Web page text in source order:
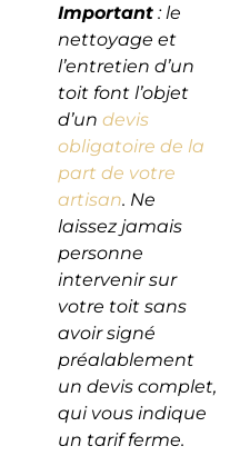
Important: le
nettoyage et
l’entretien d’un
toit font l’objet
d’un devis
obligatoire de la
part de votre
artisan. Ne
laissez jamais
personne
intervenir sur
votre toit sans
avoir signé
préalablement
un devis complet,
qui vous indique
un tarif ferme.